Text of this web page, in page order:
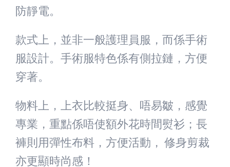
防靜電。
款式上，並非一般護理員服，而係手術
服設計。手術服特色係有側拉鏈，方便
穿著。
物料上，上衣比較挺身、唔易皺，感覺
專業，重點係唔使額外花時間熨衫；長
褲則用彈性布料，方便活動， 修身剪裁
亦更顯時尚感！